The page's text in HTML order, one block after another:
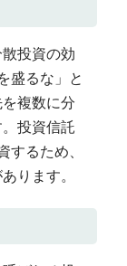
投資の効
盛るな」と
複数に分
投資信託
するため、
ります。